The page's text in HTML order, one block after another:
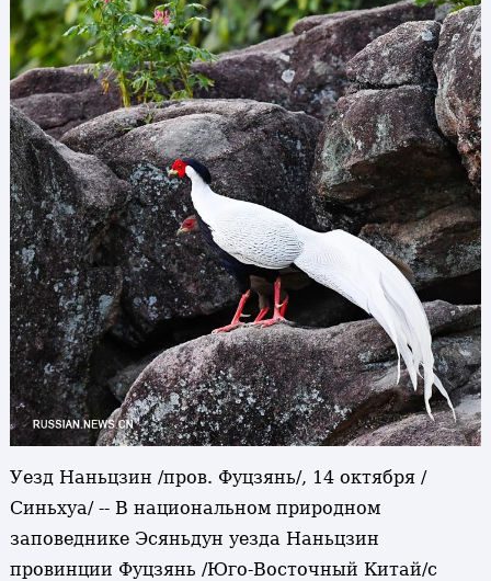
Уезд Наньцзин /пров. Фуцзянь/, 14 октября /
Синьхуа/ -- В национальном природном
заповеднике Эсяньдун уезда Наньцзин
провинции Фуцзянь /Юго-Восточный Китай/с